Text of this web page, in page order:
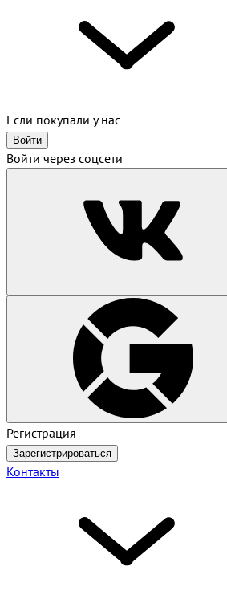
Если покупали у нас
Войти
Войти через соцсети
Регистрация
Зарегистрироваться
Контакты